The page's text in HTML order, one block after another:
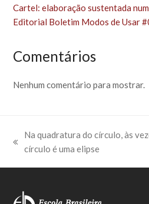
Cartel: elaboração sustentada
Editorial Boletim Modos de Usar
Comentários
Nenhum comentário para mostrar.
previous
Na quadratura do círculo, às
círculo é uma elipse